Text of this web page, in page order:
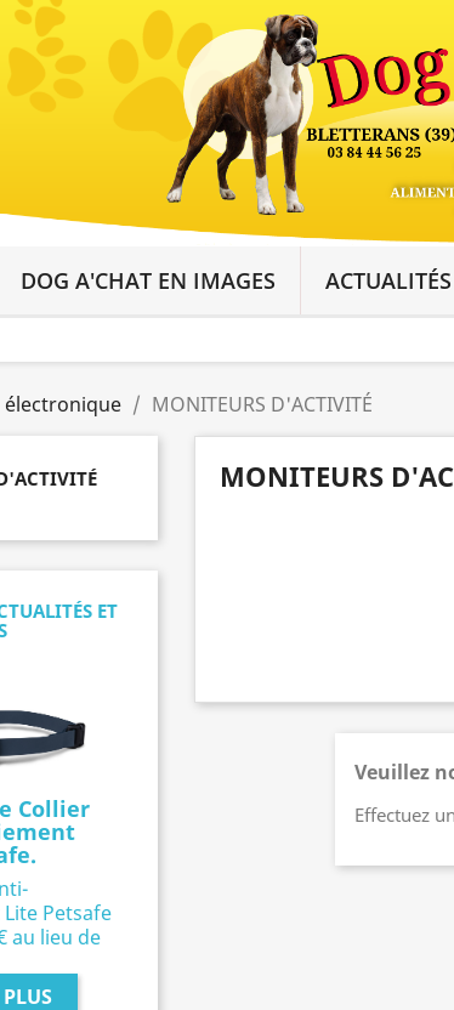
DOG A'CHAT EN IMAGES ACTUALITÉS
électronique MONITEURS D'ACTIVITÉ
ET
Collier
Petsafe
au lieu de
MONITEURS
Veuillez
Effectuez